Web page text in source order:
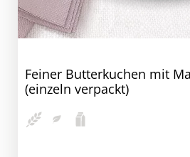
Feiner Butterkuchen mit
(einzeln verpackt)